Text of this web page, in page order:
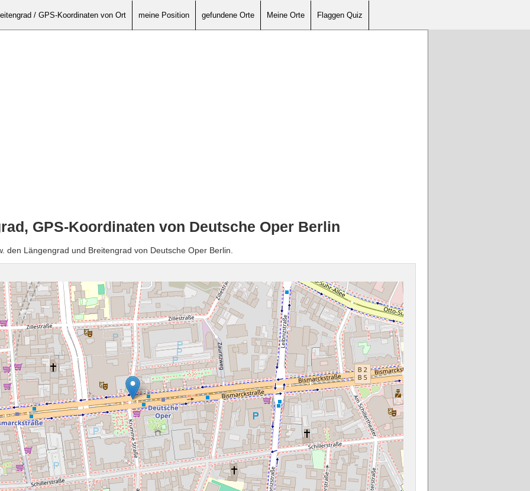
/ GPS-Koordinaten von Ort meine Position gefundene Orte Meine Orte Flaggen Quiz
GPS-Koordinaten von Deutsche Oper Berlin
den Längengrad und Breitengrad von Deutsche Oper Berlin.